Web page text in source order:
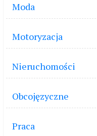
Moda
Motoryzacja
Nieruchomości
Obcojęzyczne
Praca